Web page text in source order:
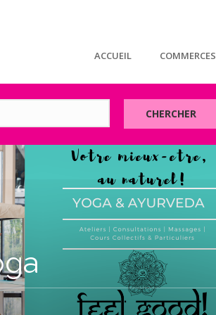
ACCUEIL COMMERCES
CHERCHER